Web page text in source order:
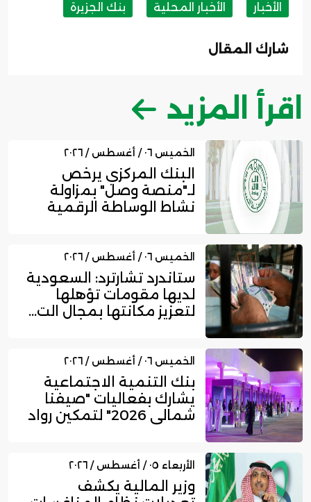
الأخبار الأخبار المحلية بنك الجزيرة
شارك المقال
اقرأ المزيد
الخميس ٠٦ / أغسطس / ٢٠٢٦
البنك المركزي يرخص
لـ"منصة وصل" بمزاولة
نشاط الوساطة الرقمية
الخميس ٠٦ / أغسطس / ٢٠٢٦
ستاندرد تشارترد: السعودية
لديها مقومات تؤهلها
لتعزيز مكانتها بمجال الت...
الخميس ٠٦ / أغسطس / ٢٠٢٦
بنك التنمية الاجتماعية
يشارك بفعاليات "صيفنا
شمالي 2026" لتمكين رواد
الأربعاء ٠٥ / أغسطس / ٢٠٢٦
وزير المالية يكشف